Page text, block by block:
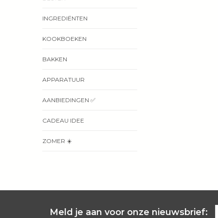
INGREDIËNTEN
KOOKBOEKEN
BAKKEN
APPARATUUR
AANBIEDINGEN ✅
CADEAU IDEE
ZOMER ☀️
Meld je aan voor onze nieuwsbrief: